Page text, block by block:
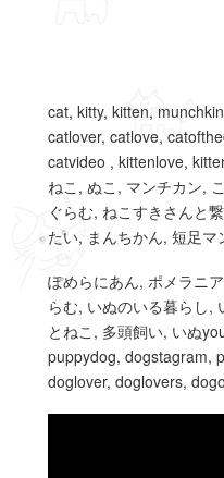
cat, kitty, kitten,
catlover, catlove,
catvideo , kittenlove,
ねこ, ぬこ, マンチカン,
ぐらむ, ねこすきさんと
たい, まんちかん, 短足
ぽめらにあん, ポメラニ
らむ, いぬのいる暮らし,
とねこ, 多頭飼い, いぬ
puppydog, dogstagram,
doglover, doglovers,